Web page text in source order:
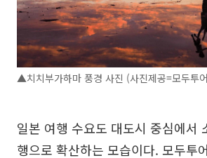
▲치치부가하마 풍경 사진 (사진제공=모두투
일본 여행 수요도 대도시 중심에서
행으로 확산하는 모습이다. 모두투